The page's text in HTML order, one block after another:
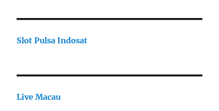
Slot Pulsa Indosat
Live Macau